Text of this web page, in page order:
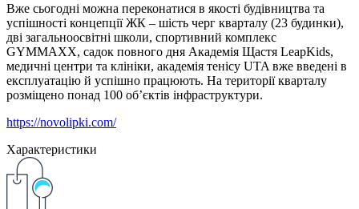
Вже сьогодні можна переконатися в якості будівництва та
успішності концепції ЖК – шість черг кварталу (23 будинки),
дві загальноосвітні школи, спортивний комплекс
GYMMAXX, садок повного дня Академія Щастя LeapKids,
медичні центри та клініки, академія тенісу UTA вже введені в
експлуатацію й успішно працюють. На території кварталу
розміщено понад 100 об’єктів інфраструктури.
https://novolipki.com/
Характеристики